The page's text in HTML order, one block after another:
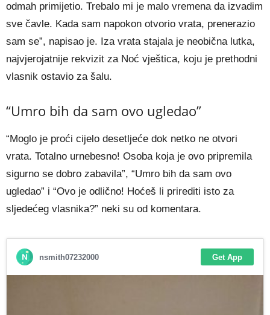
odmah primijetio. Trebalo mi je malo vremena da izvadim
sve čavle. Kada sam napokon otvorio vrata, prenerazio
sam se”, napisao je. Iza vrata stajala je neobična lutka,
najvjerojatnije rekvizit za Noć vještica, koju je prethodni
vlasnik ostavio za šalu.
“Umro bih da sam ovo ugledao”
“Moglo je proći cijelo desetljeće dok netko ne otvori
vrata. Totalno urnebesno! Osoba koja je ovo pripremila
sigurno se dobro zabavila”, “Umro bih da sam ovo
ugledao” i “Ovo je odlično! Hoćeš li prirediti isto za
sljedećeg vlasnika?” neki su od komentara.